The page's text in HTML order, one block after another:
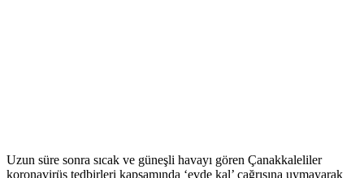
Uzun süre sonra sıcak ve güneşli havayı gören Çanakkaleliler
koronavirüs tedbirleri kapsamında ‘evde kal’ çağrısına uymayarak